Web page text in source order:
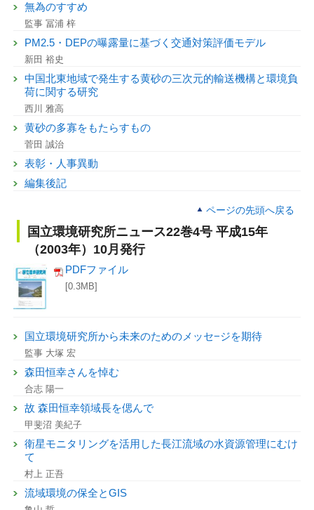
無為のすすめ
監事 冨浦 梓
PM2.5・DEPの曝露量に基づく交通対策評価モデル
新田 裕史
中国北東地域で発生する黄砂の三次元的輸送機構と環境負
荷に関する研究
西川 雅高
黄砂の多寡をもたらすもの
菅田 誠治
表彰・人事異動
編集後記
ページの先頭へ戻る
国立環境研究所ニュース22巻4号 平成15年
（2003年）10月発行
PDFファイル
[0.3MB]
国立環境研究所から未来のためのメッセ−ジを期待
監事 大塚 宏
森田恒幸さんを悼む
合志 陽一
故 森田恒幸領域長を偲んで
甲斐沼 美紀子
衛星モニタリングを活用した長江流域の水資源管理にむけ
て
村上 正吾
流域環境の保全とGIS